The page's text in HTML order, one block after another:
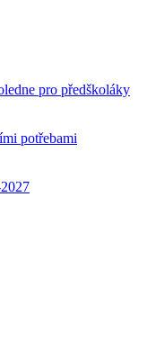
pro předškoláky
potřebami